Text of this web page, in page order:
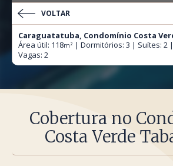
VOLTAR
Caraguatatuba, Condomínio Costa
Área útil: 118m² | Dormitórios: 3 | Suítes: 2
Vagas: 2
Cobertura no
Costa Verde